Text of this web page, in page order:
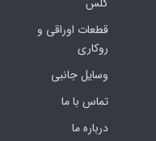
قطعات اوراقی و
روکاری
وسایل جانبی
تماس با ما
درباره ما